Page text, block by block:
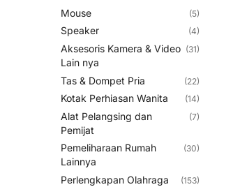
Mouse (5)
Speaker (4)
Aksesoris Kamera & Video
Lain nya
(31)
Tas & Dompet Pria (22)
Kotak Perhiasan Wanita (14)
Alat Pelangsing dan
Pemijat
(7)
Pemeliharaan Rumah
Lainnya
(30)
Perlengkapan Olahraga
(153)